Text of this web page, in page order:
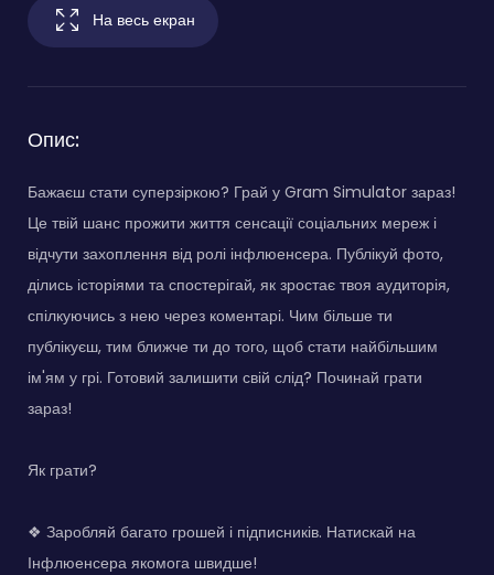
На весь екран
Опис:
Бажаєш стати суперзіркою? Грай у Gram Simulator зараз!
Це твій шанс прожити життя сенсації соціальних мереж і
відчути захоплення від ролі інфлюенсера. Публікуй фото,
ділись історіями та спостерігай, як зростає твоя аудиторія,
спілкуючись з нею через коментарі. Чим більше ти
публікуєш, тим ближче ти до того, щоб стати найбільшим
ім'ям у грі. Готовий залишити свій слід? Починай грати
зараз!
Як грати?
❖ Заробляй багато грошей і підписників. Натискай на
Інфлюенсера якомога швидше!